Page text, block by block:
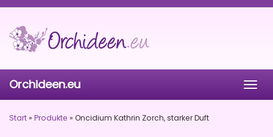
Skip
main
content
Orchideen.eu
Start» Produkte » Oncidium Kathrin Zorch, starker Duft